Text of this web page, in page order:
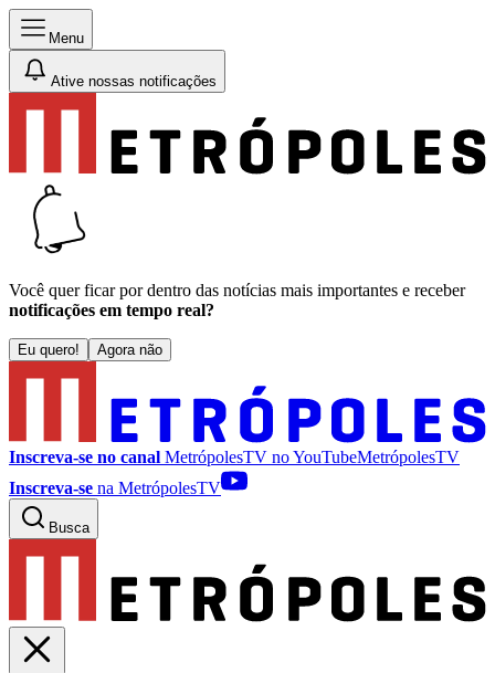
Menu
Ative nossas notificações
Você quer ficar por dentro das notícias mais importantes e receber
notificações em tempo real?
Eu quero! Agora não
Inscreva-se no canal MetrópolesTV noYouTubeMetrópolesTV
Inscreva-se na MetrópolesTV
Busca